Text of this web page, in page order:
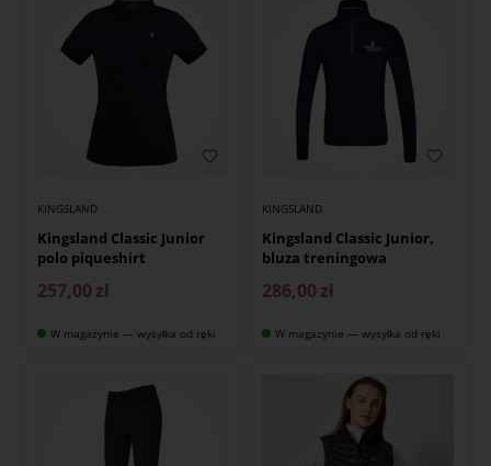
KINGSLAND
Kingsland Classic Junior
polo piqueshirt
257,00 zł
W magazynie — wysyłka od ręki
KINGSLAND
Kingsland Classic Junior,
bluza treningowa
286,00 zł
W magazynie — wysyłka od ręki